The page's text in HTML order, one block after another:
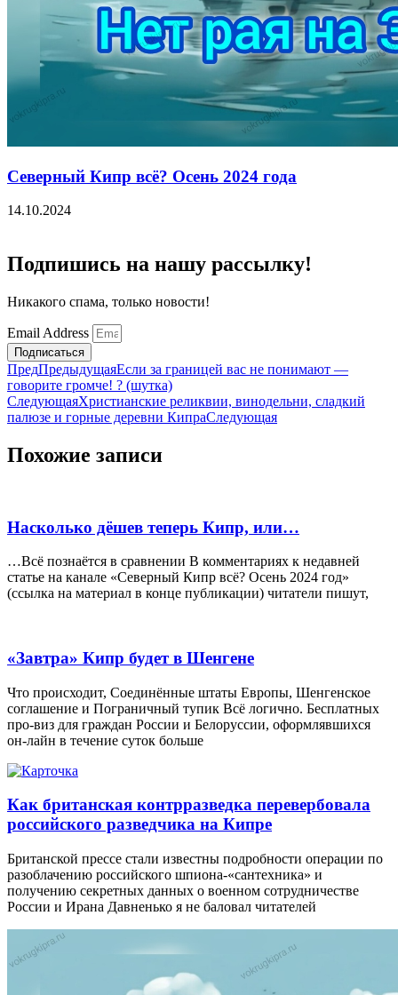
Северный Кипр всё? Осень 2024 года
14.10.2024
Подпишись на нашу рассылку!
Никакого спама, только новости!
Email Address
Подписаться
ПредПредыдущаяЕсли за границей вас не понимают —
говорите громче! ? (шутка)
СледующаяХристианские реликвии, винодельни, сладкий
палюзе и горные деревни КипраСледующая
Похожие записи
Насколько дёшев теперь Кипр, или…
…Всё познаётся в сравнении В комментариях к недавней
статье на канале «Северный Кипр всё? Осень 2024 год»
(ссылка на материал в конце публикации) читатели пишут,
«Завтра» Кипр будет в Шенгене
Что происходит, Соединённые штаты Европы, Шенгенское
соглашение и Пограничный тупик Всё логично. Бесплатных
про-виз для граждан России и Белоруссии, оформлявшихся
он-лайн в течение суток больше
Как британская контрразведка перевербовала
российского разведчика на Кипре
Британской прессе стали известны подробности операции по
разоблачению российского шпиона-«сантехника» и
получению секретных данных о военном сотрудничестве
России и Ирана Давненько я не баловал читателей